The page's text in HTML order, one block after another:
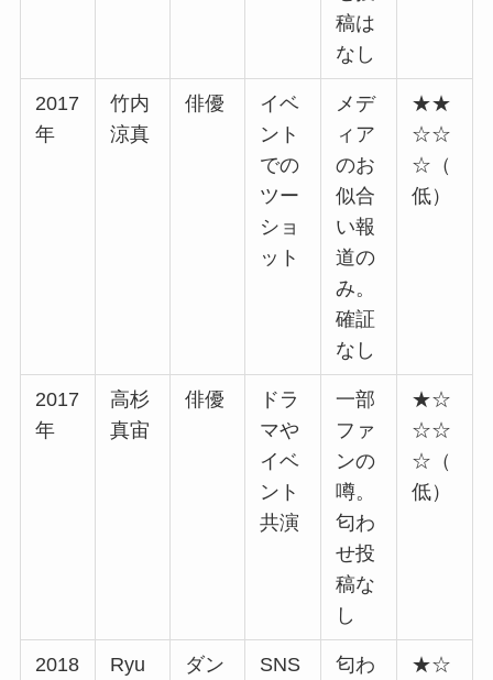
稿は
なし
2017
年
竹内
涼真
俳優
イベ
ント
での
ツー
ショ
ット
メデ
ィア
のお
似合
い報
道の
み。
確証
なし
★★
☆☆
☆（
低）
2017
年
高杉
真宙
俳優
ドラ
マや
イベ
ント
共演
一部
ファ
ンの
噂。
匂わ
せ投
稿な
し
★☆
☆☆
☆（
低）
2018
Ryu
ダン
SNS
匂わ
★☆